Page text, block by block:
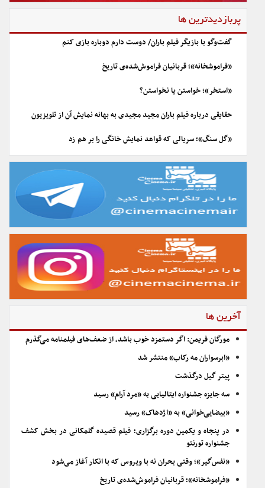
پربازدیدترین ها
گفت‌وگو با بازیگر فیلم باران/ دوست دارم دوباره بازی کنم
«فراموشخانه»؛ قربانیان فراموش‌شده‌ی تاریخ
«استخر»؛ خواستن یا نخواستن؟
حقایقی درباره فیلم باران مجید مجیدی به بهانه نمایش آن از تلویزیون
«گل سنگ»؛ سریالی که قواعد نمایش خانگی را بر هم زد
آخرین ها
مورگان فریمن: اگر دستمزد خوب باشد، از ضعف‌های فیلمنامه می‌گذرم
«ابرسواران مه رکاب» منتشر شد
پیتر گیل درگذشت
سه جایزه جشنواره ایتالیایی به «مرد آرام» رسید
«بیضایی‌خوانی» به «اژدهاک» رسید
در پنجاه و یکمین دوره برگزاری؛ فیلم قصیده گلمکانی در بخش کشف
جشنواره تورنتو
«نفس‌گیر»؛ وقتی بحران نه با ویروس که با انکار آغاز می‌شود
«فراموشخانه»؛ قربانیان فراموش‌شده‌ی تاریخ